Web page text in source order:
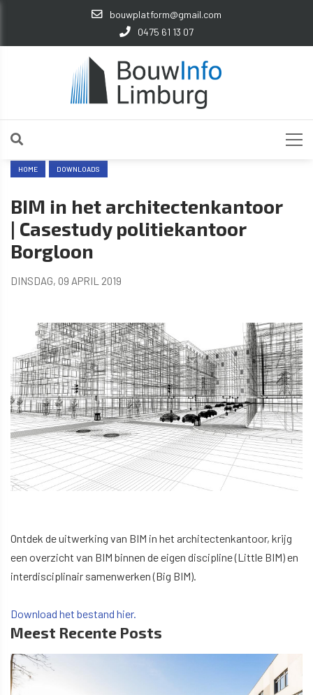
bouwplatform@gmail.com
0475 61 13 07
HOME DOWNLOADS
BIM in het architectenkantoor
| Casestudy politiekantoor
Borgloon
DINSDAG, 09 APRIL 2019
Ontdek de uitwerking van BIM in het architectenkantoor, krijg
een overzicht van BIM binnen de eigen discipline (Little BIM) en
interdisciplinair samenwerken (Big BIM).
Download het bestand hier.
Meest Recente Posts